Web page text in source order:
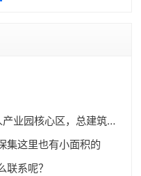
保集e智谷项目位于上海机器人人产业园核心区，总建筑面积约30万方，有小面积独栋出售以及小面积精装办公室**。
集这里也有小面积的
系呢？